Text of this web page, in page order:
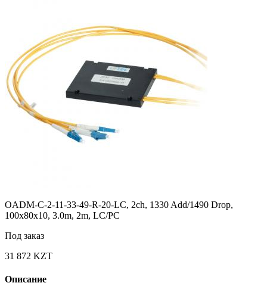
OADM-C-2-11-33-49-R-20-LC, 2ch, 1330 Add/1490 Drop,
100x80x10, 3.0m, 2m, LC/PC
Под заказ
31 872 KZT
Описание